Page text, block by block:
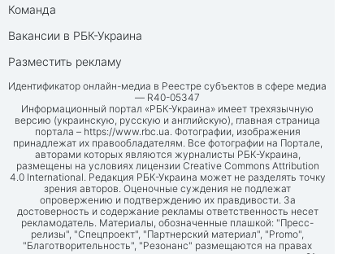
Команда
Вакансии в РБК-Украина
Разместить рекламу
Идентификатор онлайн-медиа в Реестре субъектов в сфере медиа
— R40-05347
Информационный портал «РБК-Украина» имеет трехязычную
версию (украинскую, русскую и английскую), главная страница
портала – https://www.rbc.ua. Фотографии, изображения
принадлежат их правообладателям. Все фотографии на Портале,
авторами которых являются журналисты РБК-Украина,
размещены на условиях лицензии Creative Commons Attribution
4.0 International. Редакция РБК-Украина может не разделять точку
зрения авторов. Оценочные суждения не подлежат
опровержению и подтверждению их правдивости. За
достоверность и содержание рекламы ответственность несет
рекламодатель. Материалы, обозначенные плашкой: "Пресс-
релизы", "Спецпроект", "Партнерский материал", "Promo",
"Благотворительность", "Резонанс" размещаются на правах